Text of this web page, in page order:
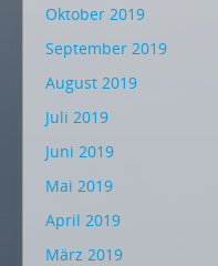
Oktober 2019
September 2019
August 2019
Juli 2019
Juni 2019
Mai 2019
April 2019
März 2019